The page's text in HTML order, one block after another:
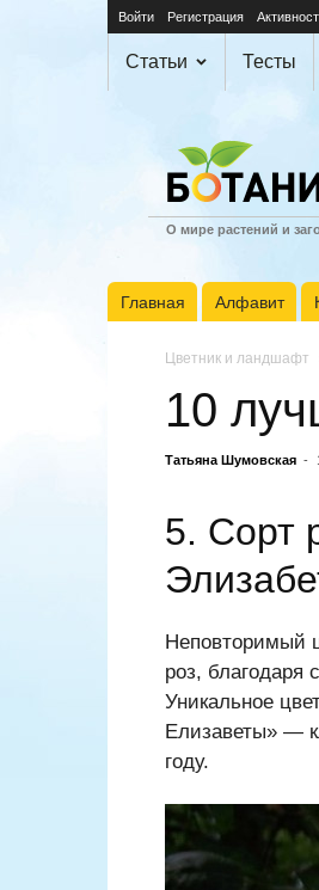
Войти Регистрация
Статьи Тесты
О мире растений и
Главная Алфавит
Цветник и ландшафт
10
Татьяна Шумовская -
5. Сорт
Неповторимый
роз, благодаря
Уникальное
Елизаветы» —
году.